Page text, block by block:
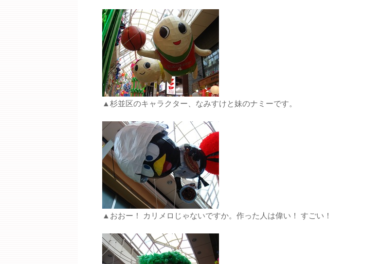
▲杉並区のキャラクター、なみすけと妹のナミーです。
▲おおー！ カリメロじゃないですか。作った人は偉い！ すごい！